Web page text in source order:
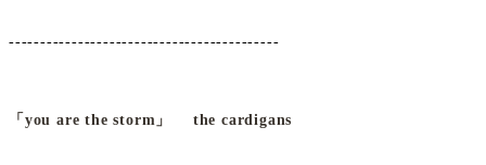
-------------------------------------------
「you are the storm」 the cardigans